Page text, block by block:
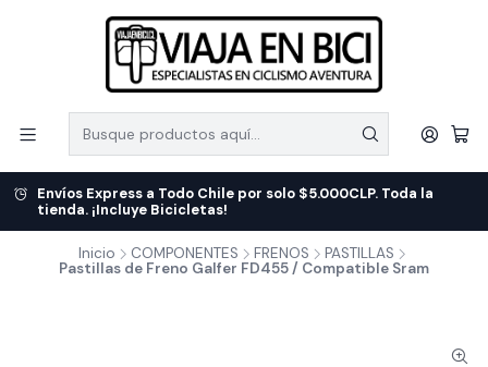
Envíos Express a Todo Chile por solo $5.000CLP. Toda la
tienda. ¡Incluye Bicicletas!
Inicio COMPONENTES FRENOS
PASTILLAS
Pastillas de Freno Galfer FD455 / Compatible Sram